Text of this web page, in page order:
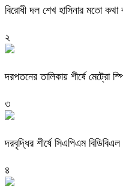
বিরোধী দল শেখ হাসিনার মতো
২
দরপতনের তালিকায় শীর্ষে মেট্রো
৩
দরবৃদ্ধির শীর্ষে সিএপিএম
৪